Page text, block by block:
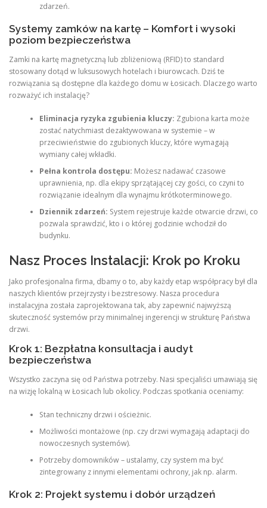
zdarzeń.
Systemy zamków na kartę – Komfort i wysoki
poziom bezpieczeństwa
Zamki na kartę magnetyczną lub zbliżeniową (RFID) to standard
stosowany dotąd w luksusowych hotelach i biurowcach. Dziś te
rozwiązania są dostępne dla każdego domu w Łosicach. Dlaczego warto
rozważyć ich instalację?
Eliminacja ryzyka zgubienia kluczy: Zgubiona karta może
zostać natychmiast dezaktywowana w systemie – w
przeciwieństwie do zgubionych kluczy, które wymagają
wymiany całej wkładki.
Pełna kontrola dostępu: Możesz nadawać czasowe
uprawnienia, np. dla ekipy sprzątającej czy gości, co czyni to
rozwiązanie idealnym dla wynajmu krótkoterminowego.
Dziennik zdarzeń: System rejestruje każde otwarcie drzwi, co
pozwala sprawdzić, kto i o której godzinie wchodził do
budynku.
Nasz Proces Instalacji: Krok po Kroku
Jako profesjonalna firma, dbamy o to, aby każdy etap współpracy był dla
naszych klientów przejrzysty i bezstresowy. Nasza procedura
instalacyjna została zaprojektowana tak, aby zapewnić najwyższą
skuteczność systemów przy minimalnej ingerencji w strukturę Państwa
drzwi.
Krok 1: Bezpłatna konsultacja i audyt
bezpieczeństwa
Wszystko zaczyna się od Państwa potrzeby. Nasi specjaliści umawiają się
na wizję lokalną w Łosicach lub okolicy. Podczas spotkania oceniamy:
Stan techniczny drzwi i ościeżnic.
Możliwości montażowe (np. czy drzwi wymagają adaptacji do
nowoczesnych systemów).
Potrzeby domowników – ustalamy, czy system ma być
zintegrowany z innymi elementami ochrony, jak np. alarm.
Krok 2: Projekt systemu i dobór urządzeń